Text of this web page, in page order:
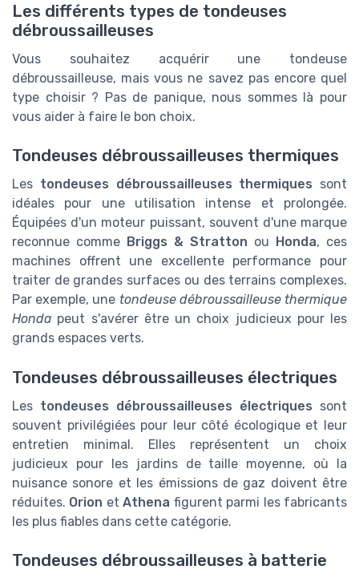
Les différents types de tondeuses
débroussailleuses
Vous souhaitez acquérir une tondeuse
débroussailleuse, mais vous ne savez pas encore quel
type choisir ? Pas de panique, nous sommes là pour
vous aider à faire le bon choix.
Tondeuses débroussailleuses thermiques
Les tondeuses débroussailleuses thermiques sont
idéales pour une utilisation intense et prolongée.
Équipées d'un moteur puissant, souvent d'une marque
reconnue comme Briggs & Stratton ou Honda, ces
machines offrent une excellente performance pour
traiter de grandes surfaces ou des terrains complexes.
Par exemple, une tondeuse débroussailleuse thermique
Honda peut s'avérer être un choix judicieux pour les
grands espaces verts.
Tondeuses débroussailleuses électriques
Les tondeuses débroussailleuses électriques sont
souvent privilégiées pour leur côté écologique et leur
entretien minimal. Elles représentent un choix
judicieux pour les jardins de taille moyenne, où la
nuisance sonore et les émissions de gaz doivent être
réduites. Orion etAthena figurent parmi les fabricants
les plus fiables dans cette catégorie.
Tondeuses débroussailleuses à batterie